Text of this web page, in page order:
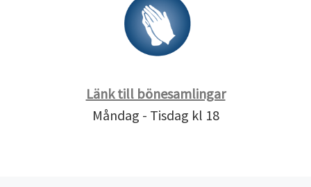
Länk till bönesamlingar
Måndag - Tisdag kl 18